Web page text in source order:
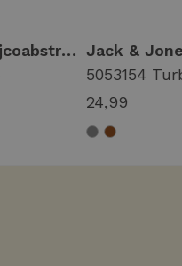
Jack & Jones jcoabstract flower back print tee ss smu 12311589 Print T-shirts 5178647 fudge
5053154
24,99